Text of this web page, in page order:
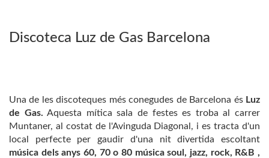
Discoteca Luz de Gas Barcelona
Una de les discoteques més conegudes de Barcelona és Luz
de Gas. Aquesta mítica sala de festes es troba al carrer
Muntaner, al costat de l'Avinguda Diagonal, i es tracta d'un
local perfecte per gaudir d'una nit divertida escoltant
música dels anys 60, 70 o 80 música soul, jazz, rock, R&B ,